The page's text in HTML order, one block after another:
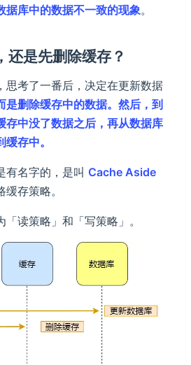
据库中的数据不一致的现象。
还是先删除缓存？
思考了一番后，决定在更新数据
是删除缓存中的数据。然后，到
存中没了数据之后，再从数据库
存中。
有名字的，是叫 Cache Aside
存策略。
读策略」和「写策略」。